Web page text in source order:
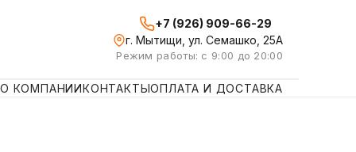
+7 (926) 909-66-29
г. Мытищи, ул. Семашко, 25А
Режим работы: с 9:00 до 20:00
О КОМПАНИИКОНТАКТЫОПЛАТА И ДОСТАВКА